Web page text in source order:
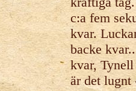
c:a fem
kvar.
backe
kvar,
är det lugnt